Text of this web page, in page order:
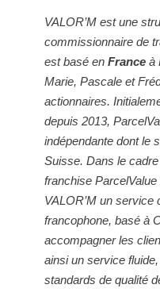
VALOR’M est une
commissionnaire de
est basé en France à
Marie, Pascale et
actionnaires.
depuis 2013,
indépendante dont le
Suisse. Dans le
franchise
VALOR’M un service
francophone, basé à
accompagner les
ainsi un service
standards de qualité